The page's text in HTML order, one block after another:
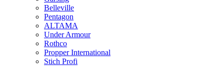
Belleville
Pentagon
ALTAMA
Under Armour
Rothco
Propper International
Stich Profi